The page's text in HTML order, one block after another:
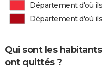
Département d'où
Département d'où
Qui sont les
ont quittés ?